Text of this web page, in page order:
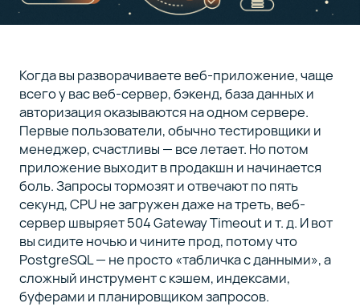
6
Избегайте
широких
7
Не
избегайте
JOIN
8
Что еще
за
индексы
9
Кластеризация
таблиц
Когда вы разворачиваете веб-приложение, чаще
всего у вас веб-сервер, бэкенд, база данных и
авторизация оказываются на одном сервере.
Первые пользователи, обычно тестировщики и
менеджер, счастливы — все летает. Но потом
приложение выходит в продакшн и начинается
боль. Запросы тормозят и отвечают по пять
секунд, CPU не загружен даже на треть, веб-
сервер швыряет 504 Gateway Timeout и т. д. И вот
вы сидите ночью и чините прод, потому что
PostgreSQL — не просто «табличка с данными», а
сложный инструмент с кэшем, индексами,
буферами и планировщиком запросов.